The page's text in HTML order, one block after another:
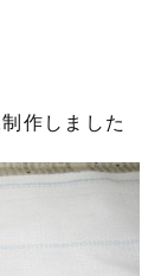
作しました